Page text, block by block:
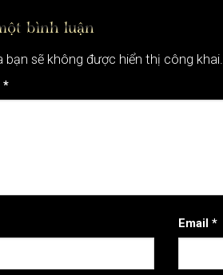
bình luận
bạn sẽ không được hiển thị công khai.
*
Email*